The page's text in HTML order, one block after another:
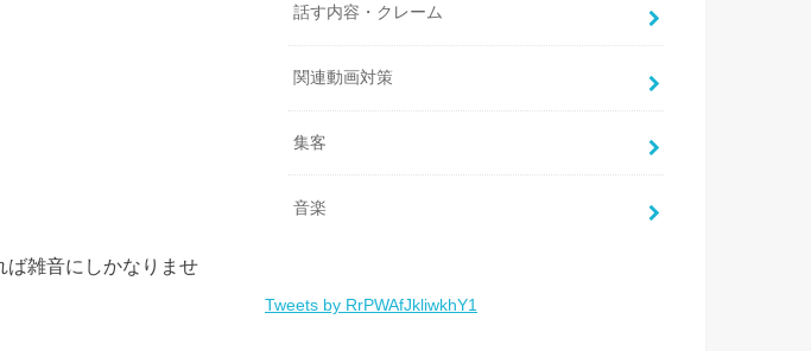
ば雑音にしかなりませ
話す内容・クレーム
関連動画対策
集客
音楽
Tweets by RrPWAfJkliwkhY1